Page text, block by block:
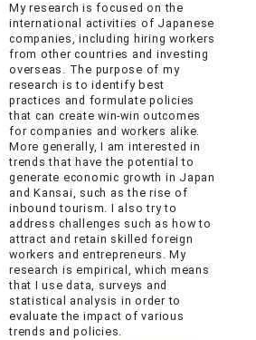
My research is focused on the
international activities of Japanese
companies, including hiring workers
from other countries and investing
overseas. The purpose of my
research is to identify best
practices and formulate policies
that can create win-win outcomes
for companies and workers alike.
More generally, I am interested in
trends that have the potential to
generate economic growth in Japan
and Kansai, such as the rise of
inbound tourism. I also try to
address challenges such as how to
attract and retain skilled foreign
workers and entrepreneurs. My
research is empirical, which means
that I use data, surveys and
statistical analysis in order to
evaluate the impact of various
trends and policies.